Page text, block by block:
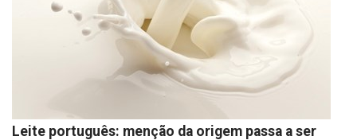
Leite português: menção da origem passa a ser